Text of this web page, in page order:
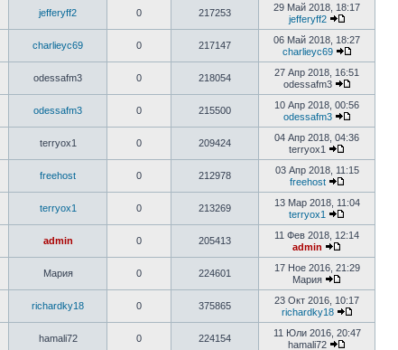
jefferyff2 0 217253
29 Май 2018, 18:17
jefferyff2
charlieyc69 0 217147
06 Май 2018, 18:27
charlieyc69
odessafm3 0 218054
27 Апр 2018, 16:51
odessafm3
odessafm3 0 215500
10 Апр 2018, 00:56
odessafm3
terryox1 0 209424
04 Апр 2018, 04:36
terryox1
freehost 0 212978
03 Апр 2018, 11:15
freehost
terryox1 0 213269
13 Мар 2018, 11:04
terryox1
admin 0 205413
11 Фев 2018, 12:14
admin
Мария 0 224601
17 Ное 2016, 21:29
Мария
richardky18 0 375865
23 Окт 2016, 10:17
richardky18
hamali72 0 224154
11 Юли 2016, 20:47
hamali72